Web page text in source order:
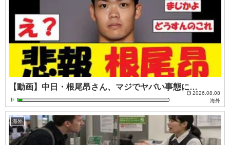
【動画】中日・根尾昂さん、マジでヤバい事態に…
2026.08.08
海外
海外